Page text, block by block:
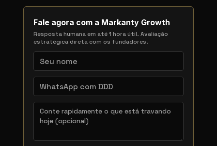
Fale agora com a Markanty Growth
Resposta humana em até 1 hora útil. Avaliação
estratégica direta com os fundadores.